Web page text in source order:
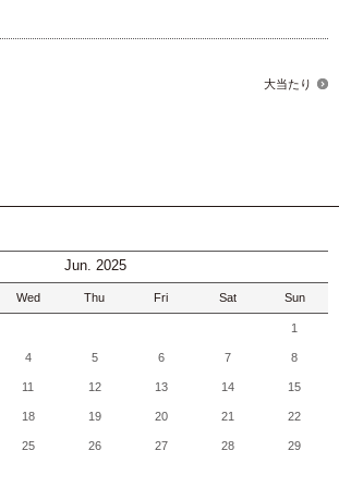
大当たり
Jun. 2025
Wed Thu Fri Sat Sun
1
4 5 6 7 8
11 12 13 14 15
18 19 20 21 22
25 26 27 28 29